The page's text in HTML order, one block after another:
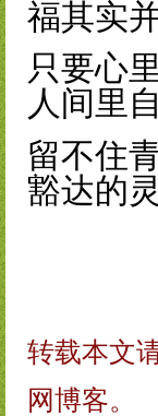
福其实
只要心
人间里
留不住
豁达的
转载本文
网博客。